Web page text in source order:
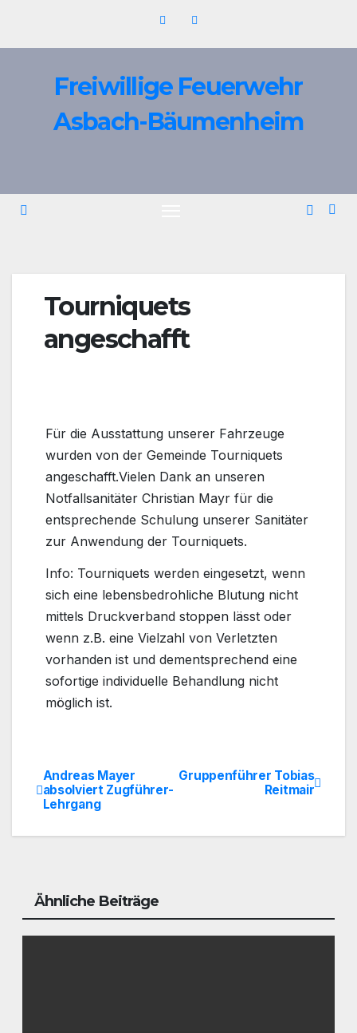
Freiwillige Feuerwehr
Asbach-Bäumenheim
Tourniquets
angeschafft
Für die Ausstattung unserer Fahrzeuge
wurden von der Gemeinde Tourniquets
angeschafft.Vielen Dank an unseren
Notfallsanitäter Christian Mayr für die
entsprechende Schulung unserer Sanitäter
zur Anwendung der Tourniquets.
Info: Tourniquets werden eingesetzt, wenn
sich eine lebensbedrohliche Blutung nicht
mittels Druckverband stoppen lässt oder
wenn z.B. eine Vielzahl von Verletzten
vorhanden ist und dementsprechend eine
sofortige individuelle Behandlung nicht
möglich ist.
Beitrags-
Navigation
Gruppenführer Tobias
Reitmair
Andreas Mayer
absolviert Zugführer-
Lehrgang
Ähnliche Beiträge